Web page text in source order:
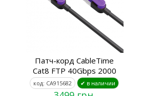
Патч-корд CableTime
Cat8 FTP 40Gbps 2000
код: CA915682 ✔ в наличии